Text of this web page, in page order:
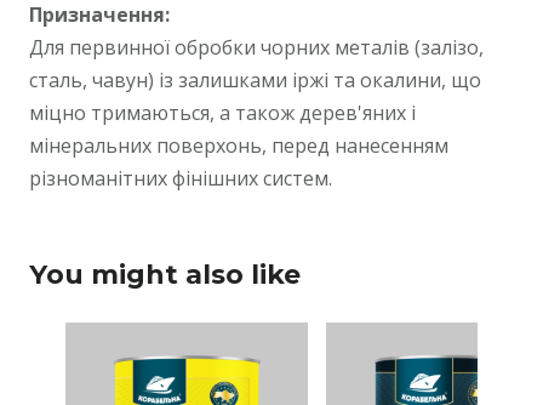
Призначення:
Для первинної обробки чорних металів (залізо,
сталь, чавун) із залишками іржі та окалини, що
міцно тримаються, а також дерев'яних і
мінеральних поверхонь, перед нанесенням
різноманітних фінішних систем.
You might also like